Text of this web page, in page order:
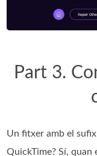
Part 3.
Un fitxer amb el
QuickTime? Sí,